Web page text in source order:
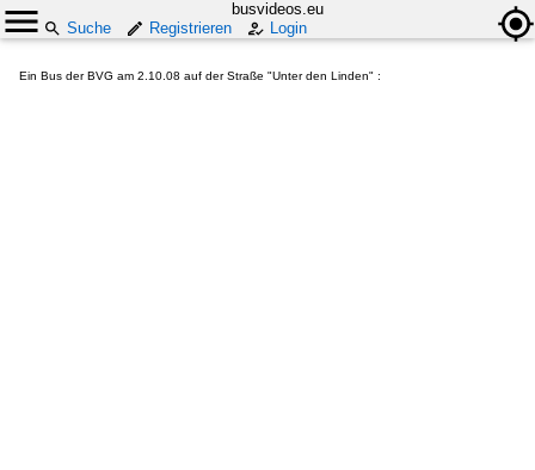
busvideos.eu
Suche
Registrieren Login
Ein Bus der BVG am 2.10.08 auf der Straße "Unter den Linden" :